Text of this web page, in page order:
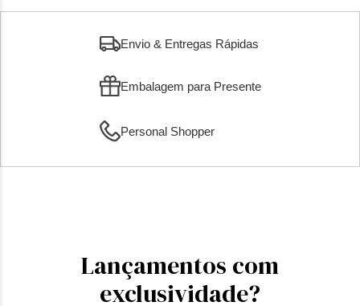
Envio & Entregas Rápidas
Embalagem para Presente
Personal Shopper
Lançamentos com
exclusividade?